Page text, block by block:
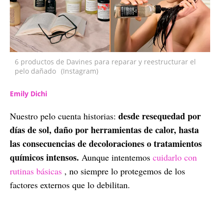
6 productos de Davines para reparar y reestructurar el
pelo dañado (Instagram)
Emily Dichi
Nuestro pelo cuenta historias: desde resequedad por
días de sol, daño por herramientas de calor, hasta
las consecuencias de decoloraciones o tratamientos
químicos intensos. Aunque intentemos cuidarlo con
rutinas básicas , no siempre lo protegemos de los
factores externos que lo debilitan.